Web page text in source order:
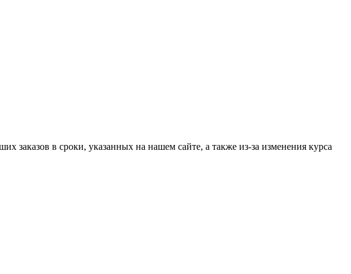
заказов в сроки, указанных на нашем сайте, а также из-за изменения курса